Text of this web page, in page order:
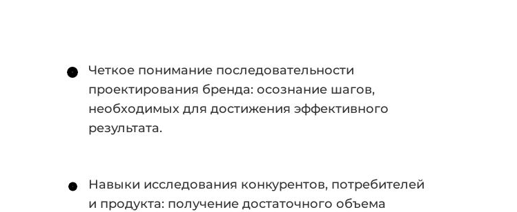
Четкое понимание последовательности
проектирования бренда: осознание шагов,
необходимых для достижения эффективного
результата.
Навыки исследования конкурентов, потребителей
и продукта: получение достаточного объема